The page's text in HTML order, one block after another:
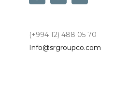
(+994 12) 488 05 70
Info@srgroupco.com